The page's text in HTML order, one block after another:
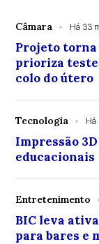
Câmara Há 33
Projeto
prioriza
colo do útero
Tecnologia Há
Impressão
educacionais
Entretenimento
BIC leva
para bares e